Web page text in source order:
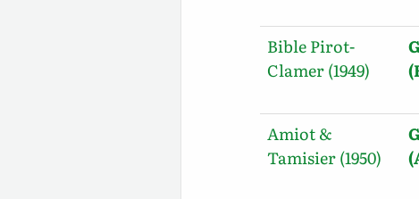
Bible Pirot-
Clamer (1949)
Amiot &
Tamisier (1950)